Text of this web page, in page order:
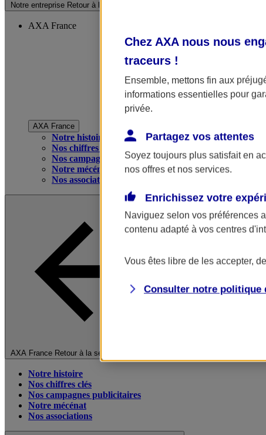
Notre entreprise Retour à la section précédente
AXA France
AXA France
Notre histoire
Nos chiffres clés
Nos campagnes publicitaires
Notre mécénat
Nos associations
AXA France Retour à la section précédente
Notre histoire
Nos chiffres clés
Nos campagnes publicitaires
Notre mécénat
Nos associations
Chez AXA nous nous
traceurs !
Ensemble, mettons fin aux
informations essentielles pour
privée.
Partagez vos attentes
Soyez toujours plus satisfait en
nos offres et nos services.
Enrichissez votre
Naviguez selon vos préférences
contenu adapté à vos centres
Vous êtes libre de les accepter,
Consulter notre politique